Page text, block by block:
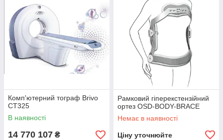
Комп'ютерний тограф Brivo
CT325
В наявності
14 770 107 ₴
Рамковий гіперекстензійний
ортез OSD-BODY-BRACE
Немає в наявності
Ціну уточнюйте